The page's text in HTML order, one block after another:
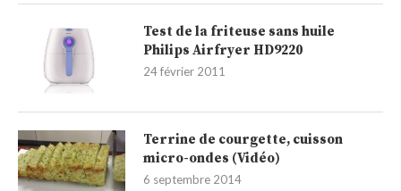
Test de la friteuse sans huile
Philips Airfryer HD9220
24 février 2011
Terrine de courgette, cuisson
micro-ondes (Vidéo)
6 septembre 2014